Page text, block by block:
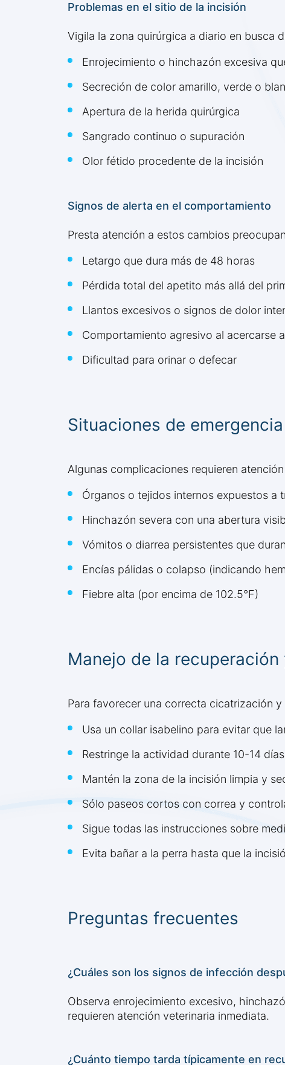
Problemas en el sitio de la incisión
Vigila la zona quirúrgica a diario en busca
Enrojecimiento o hinchazón excesiva
Secreción de color amarillo, verde o
Apertura de la herida quirúrgica
Sangrado continuo o supuración
Olor fétido procedente de la incisión
Signos de alerta en el comportamiento
Presta atención a estos cambios
Letargo que dura más de 48 horas
Pérdida total del apetito más allá del
Llantos excesivos o signos de dolor
Comportamiento agresivo al acercarse
Dificultad para orinar o defecar
Situaciones de
Algunas complicaciones requieren
Órganos o tejidos internos expuestos a
Hinchazón severa con una abertura
Vómitos o diarrea persistentes que
Encías pálidas o colapso (indicando
Fiebre alta (por encima de 102.5°F)
Manejo de la
Para favorecer una correcta cicatrización
Usa un collar isabelino para evitar que
Restringe la actividad durante 10-14
Mantén la zona de la incisión limpia y
Sólo paseos cortos con correa y
Sigue todas las instrucciones sobre
Evita bañar a la perra hasta que la
Preguntas frecuentes
¿Cuáles son los signos de infección
Observa enrojecimiento excesivo,
requieren atención veterinaria inmediata.
¿Cuánto tiempo tarda típicamente en